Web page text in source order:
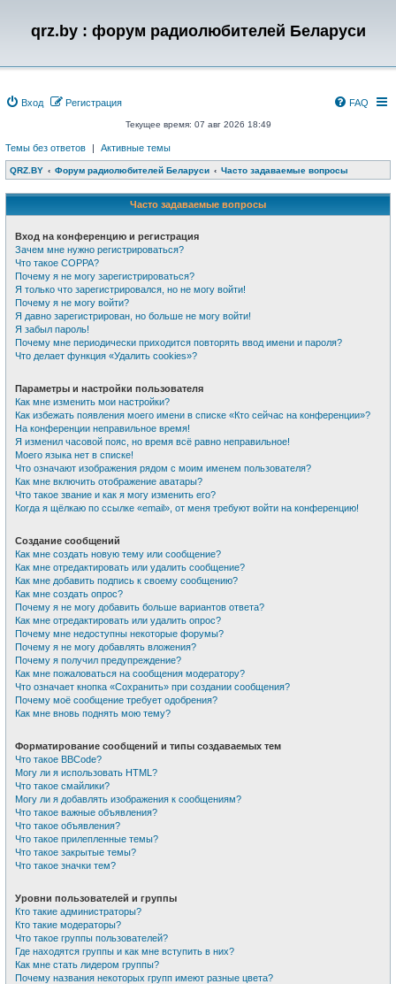
qrz.by : форум радиолюбителей Беларуси
Вход Регистрация FAQ
Текущее время: 07 авг 2026 18:49
Темы без ответов | Активные темы
QRZ.BY Форум радиолюбителей Беларуси Часто задаваемые вопросы
Часто задаваемые вопросы
Вход на конференцию и регистрация
Зачем мне нужно регистрироваться?
Что такое COPPA?
Почему я не могу зарегистрироваться?
Я только что зарегистрировался, но не могу войти!
Почему я не могу войти?
Я давно зарегистрирован, но больше не могу войти!
Я забыл пароль!
Почему мне периодически приходится повторять ввод имени и пароля?
Что делает функция «Удалить cookies»?
Параметры и настройки пользователя
Как мне изменить мои настройки?
Как избежать появления моего имени в списке «Кто сейчас на конференции»?
На конференции неправильное время!
Я изменил часовой пояс, но время всё равно неправильное!
Моего языка нет в списке!
Что означают изображения рядом с моим именем пользователя?
Как мне включить отображение аватары?
Что такое звание и как я могу изменить его?
Когда я щёлкаю по ссылке «email», от меня требуют войти на конференцию!
Создание сообщений
Как мне создать новую тему или сообщение?
Как мне отредактировать или удалить сообщение?
Как мне добавить подпись к своему сообщению?
Как мне создать опрос?
Почему я не могу добавить больше вариантов ответа?
Как мне отредактировать или удалить опрос?
Почему мне недоступны некоторые форумы?
Почему я не могу добавлять вложения?
Почему я получил предупреждение?
Как мне пожаловаться на сообщения модератору?
Что означает кнопка «Сохранить» при создании сообщения?
Почему моё сообщение требует одобрения?
Как мне вновь поднять мою тему?
Форматирование сообщений и типы создаваемых тем
Что такое BBCode?
Могу ли я использовать HTML?
Что такое смайлики?
Могу ли я добавлять изображения к сообщениям?
Что такое важные объявления?
Что такое объявления?
Что такое прилепленные темы?
Что такое закрытые темы?
Что такое значки тем?
Уровни пользователей и группы
Кто такие администраторы?
Кто такие модераторы?
Что такое группы пользователей?
Где находятся группы и как мне вступить в них?
Как мне стать лидером группы?
Почему названия некоторых групп имеют разные цвета?